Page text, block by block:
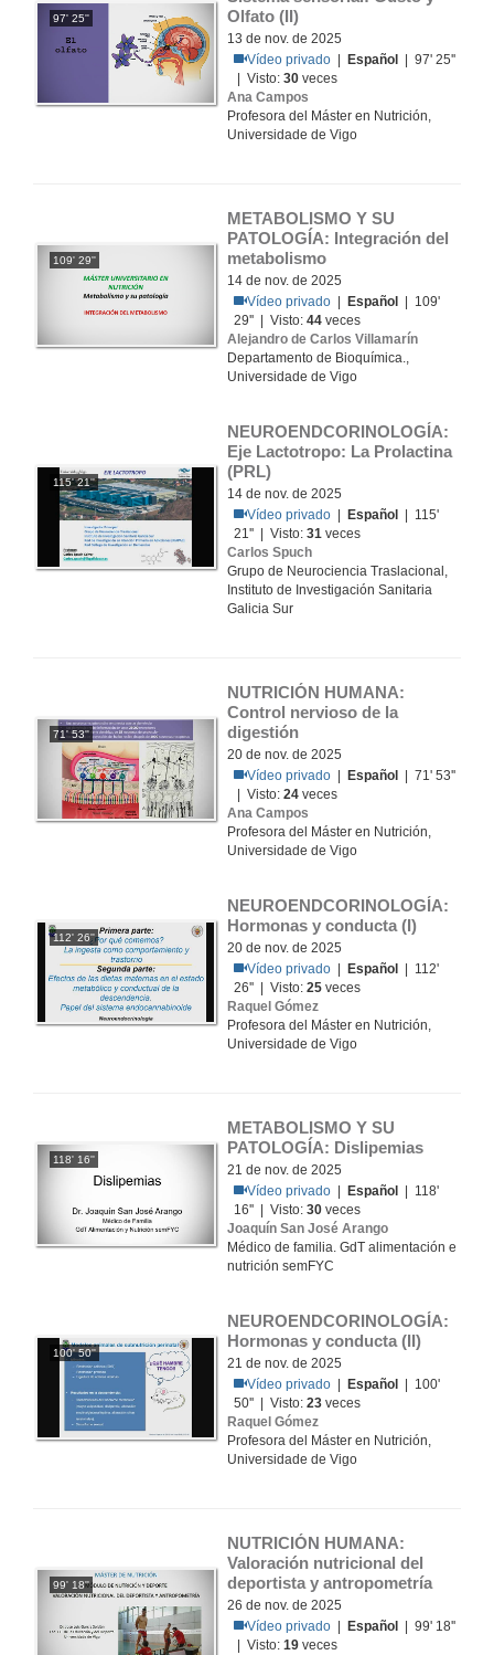
97' 25''
Olfato (II)
13 de nov. de 2025
Vídeo privado
Español
| 97' 25''
| Visto:30 veces
Ana Campos
Profesora del Máster en Nutrición,
Universidade de Vigo
109' 29''
METABOLISMO Y SU
PATOLOGÍA: Integración del
metabolismo
14 de nov. de 2025
Vídeo privado
Español
| 109'
29'' | Visto:44 veces
Alejandro de Carlos Villamarín
Departamento de Bioquímica.,
Universidade de Vigo
115' 21''
NEUROENDCORINOLOGÍA:
Eje Lactotropo: La Prolactina
(PRL)
14 de nov. de 2025
Vídeo privado
Español
| 115'
21'' | Visto:31 veces
Carlos Spuch
Grupo de Neurociencia Traslacional,
Instituto de Investigación Sanitaria
Galicia Sur
71' 53''
NUTRICIÓN HUMANA:
Control nervioso de la
digestión
20 de nov. de 2025
Vídeo privado
Español
| 71' 53''
| Visto:24 veces
Ana Campos
Profesora del Máster en Nutrición,
Universidade de Vigo
112' 26''
NEUROENDCORINOLOGÍA:
Hormonas y conducta (I)
20 de nov. de 2025
Vídeo privado
Español
| 112'
26'' | Visto:25 veces
Raquel Gómez
Profesora del Máster en Nutrición,
Universidade de Vigo
118' 16''
METABOLISMO Y SU
PATOLOGÍA: Dislipemias
21 de nov. de 2025
Vídeo privado
Español
| 118'
16'' | Visto:30 veces
Joaquín San José Arango
Médico de familia. GdT alimentación e
nutrición semFYC
100' 50''
NEUROENDCORINOLOGÍA:
Hormonas y conducta (II)
21 de nov. de 2025
Vídeo privado
Español
| 100'
50'' | Visto:23 veces
Raquel Gómez
Profesora del Máster en Nutrición,
Universidade de Vigo
99' 18''
NUTRICIÓN HUMANA:
Valoración nutricional del
deportista y antropometría
26 de nov. de 2025
Vídeo privado
Español
| 99' 18''
| Visto:19 veces